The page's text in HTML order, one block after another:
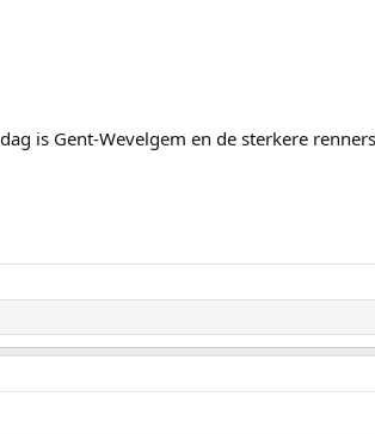
is Gent-Wevelgem en de sterkere